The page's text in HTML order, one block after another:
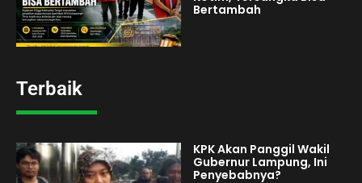
Bertambah
Terbaik
KPK Akan Panggil Wakil
Gubernur Lampung, Ini
Penyebabnya?